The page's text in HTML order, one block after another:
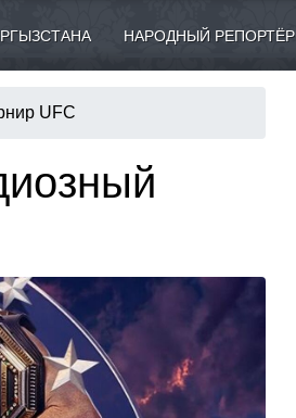
НАРОДНЫЙ РЕПОРТЁР
UFC